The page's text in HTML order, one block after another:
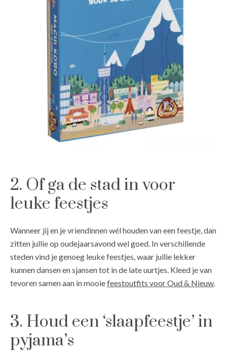
2. Of ga de stad in voor
leuke feestjes
Wanneer jij en je vriendinnen wél houden van een feestje, dan
zitten jullie op oudejaarsavond wel goed. In verschillende
steden vind je genoeg leuke feestjes, waar jullie lekker
kunnen dansen en sjansen tot in de late uurtjes. Kleed je van
tevoren samen aan in mooiefeestoutfits voor Oud & Nieuw
3. Houd een ‘slaapfeestje’ in
pyjama’s